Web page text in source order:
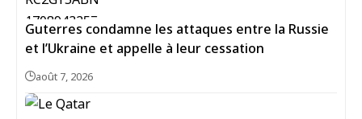
Guterres condamne les attaques entre la Russie
et l’Ukraine et appelle à leur cessation
août 7, 2026